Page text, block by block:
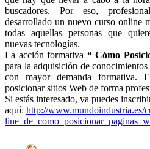
buscadores. Por eso,
desarrollado un nuevo curso online
todas aquellas personas que
nuevas tecnologías.
La acción formativa “ Cómo
para la adquisición de
con mayor demanda formativa.
posicionar sitios Web de forma
Si estás interesado, ya puedes
aquí: http://www.mundoindustria.es/